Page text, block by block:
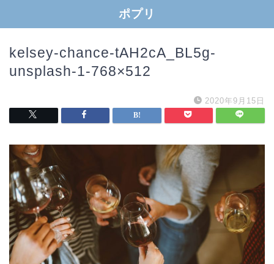
ポプリ
kelsey-chance-tAH2cA_BL5g-
unsplash-1-768×512
2020年9月15日